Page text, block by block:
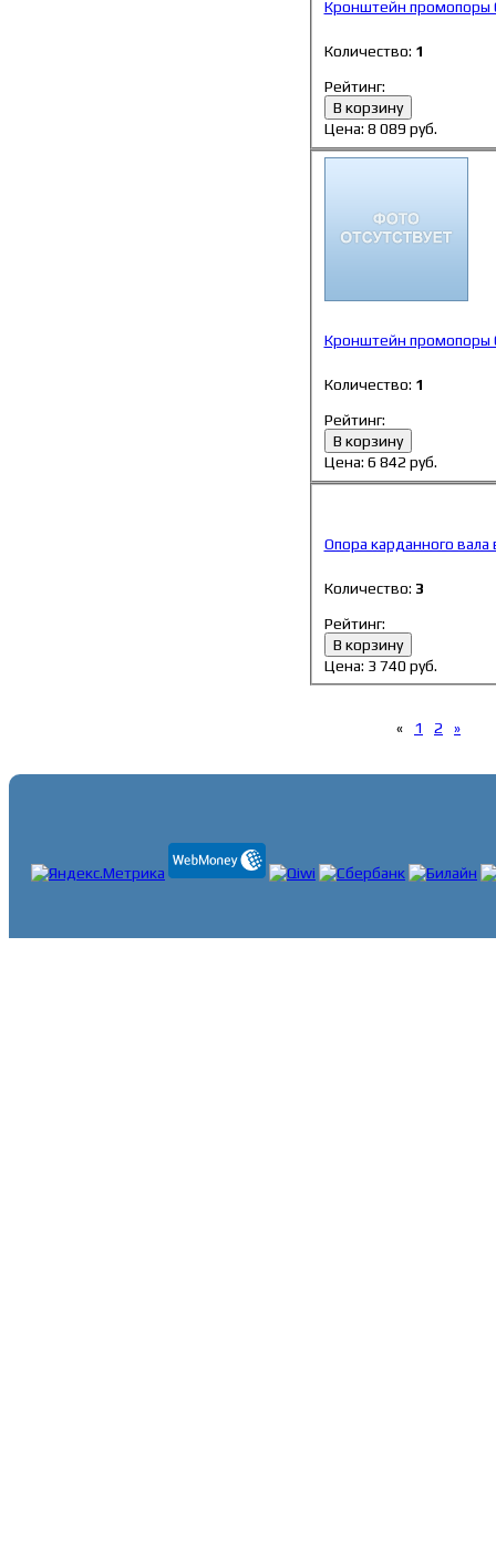
Кронштейн промопоры
Количество: 1
Рейтинг:
В корзину
Цена: 8 089 руб.
Кронштейн промопоры
Количество: 1
Рейтинг:
В корзину
Цена: 6 842 руб.
Опора карданного
Количество: 3
Рейтинг:
В корзину
Цена: 3 740 руб.
« 1 2 »